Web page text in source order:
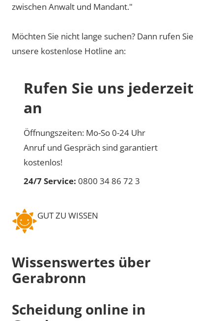
zwischen Anwalt und Mandant."
Möchten Sie nicht lange suchen? Dann rufen Sie
unsere kostenlose Hotline an:
Rufen Sie uns jederzeit
an
Öffnungszeiten: Mo-So 0-24 Uhr
Anruf und Gespräch sind garantiert
kostenlos!
24/7 Service: 0800 34 86 72 3
GUT ZU WISSEN
Wissenswertes über
Gerabronn
Scheidung online in